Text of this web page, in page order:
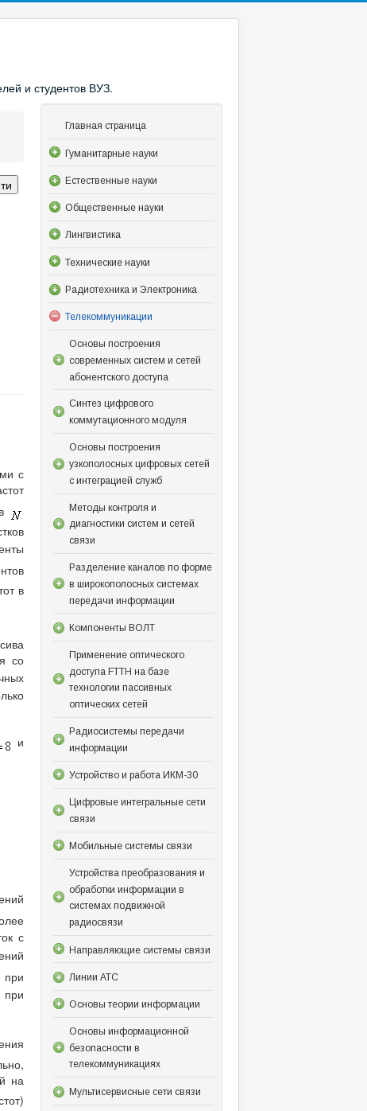
и студентов ВУЗ.
с
в
со
и
с
при
при
на
Главная страница
Гуманитарные науки
Естественные науки
Общественные науки
Лингвистика
Технические науки
Радиотехника и Электроника
Телекоммуникации
Основы построения
современных систем и сетей
абонентского доступа
Синтез цифрового
коммутационного модуля
Основы построения
узкополосных цифровых сетей
с интеграцией служб
Методы контроля и
диагностики систем и сетей
связи
Разделение каналов по форме
в широкополосных системах
передачи информации
Компоненты ВОЛТ
Применение оптического
доступа FTTH на базе
технологии пассивных
оптических сетей
Радиосистемы передачи
информации
Устройство и работа ИКМ-30
Цифровые интегральные сети
связи
Мобильные системы связи
Устройства преобразования и
обработки информации в
системах подвижной
радиосвязи
Направляющие системы связи
Линии АТС
Основы теории информации
Основы информационной
безопасности в
телекоммуникациях
Мультисервисные сети связи